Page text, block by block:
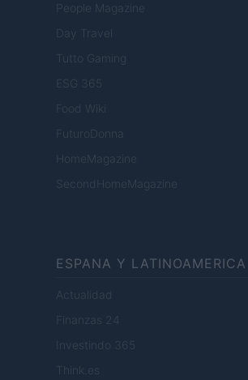
People Magazine
Day Travel
Tutto Gaming
ESG 365
Food Wiki
FuturoDonna
HomeMagazine
SecondHomeMagazine
ESPANA Y LATINOAMERICA
Actualidad
Finanzas 24
Investindo 365
Think.es